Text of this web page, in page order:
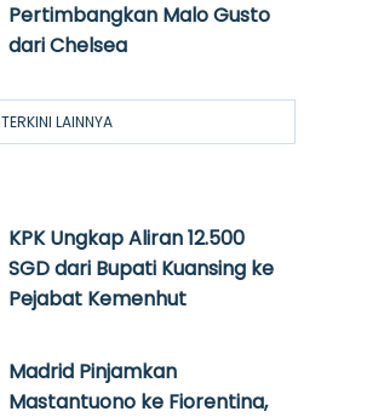
Pertimbangkan Malo Gusto
dari Chelsea
TERKINI LAINNYA
KPK Ungkap Aliran 12.500
SGD dari Bupati Kuansing ke
Pejabat Kemenhut
Madrid Pinjamkan
Mastantuono ke Fiorentina,